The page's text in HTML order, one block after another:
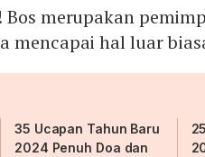
Bos merupakan
mencapai hal luar
35 Ucapan Tahun Baru
2024 Penuh Doa dan